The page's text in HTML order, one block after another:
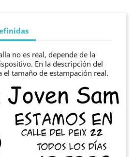
no es real, depende de la
En la descripción del
el tamaño de estampación real.